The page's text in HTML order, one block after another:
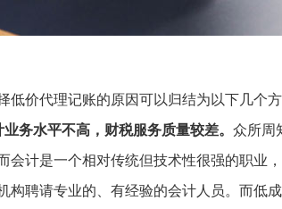
低价代理记账的原因可以归结为以下几个方
务水平不高，财税服务质量较差。 众所周
会计是一个相对传统但技术性很强的职业
构聘请专业的、有经验的会计人员。而低